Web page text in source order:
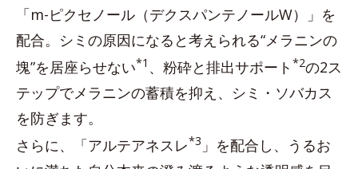
「m-ピクセノール（デクスパンテノールW）」を
配合。シミの原因になると考えられる“メラニンの
塊”を居座らせない*1 、粉砕と排出サポート *2の2ス
テップでメラニンの蓄積を抑え、シミ・ソバカス
を防ぎます。
さらに、「アルテアネスレ*3 」を配合し、うるお